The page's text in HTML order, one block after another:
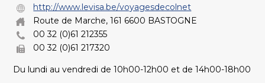
http://www.levisa.be/voyagesdecolnet
Route de Marche, 161 6600 BASTOGNE
00 32 (0)61 212355
00 32 (0)61 217320
Du lundi au vendredi de 10h00-12h00 et de 14h00-18h00